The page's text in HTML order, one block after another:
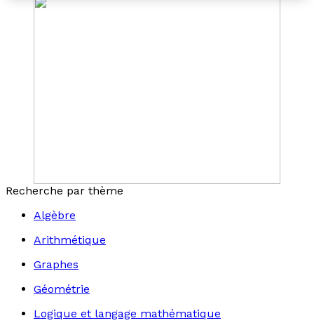
Recherche par thème
Algèbre
Arithmétique
Graphes
Géométrie
Logique et langage mathématique